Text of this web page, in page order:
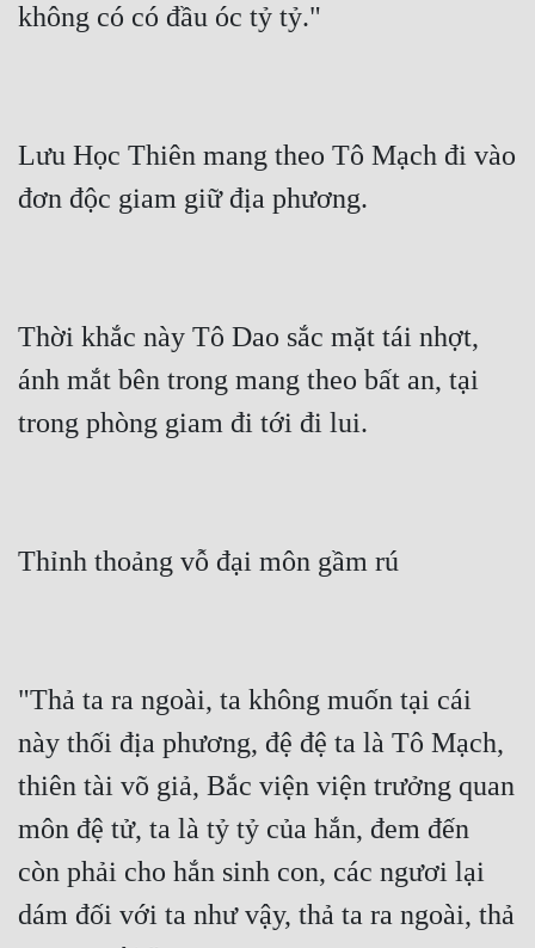
không có có đầu óc tỷ tỷ."
Lưu Học Thiên mang theo Tô Mạch đi vào
đơn độc giam giữ địa phương.
Thời khắc này Tô Dao sắc mặt tái nhợt,
ánh mắt bên trong mang theo bất an, tại
trong phòng giam đi tới đi lui.
Thỉnh thoảng vỗ đại môn gầm rú
"Thả ta ra ngoài, ta không muốn tại cái
này thối địa phương, đệ đệ ta là Tô Mạch,
thiên tài võ giả, Bắc viện viện trưởng quan
môn đệ tử, ta là tỷ tỷ của hắn, đem đến
còn phải cho hắn sinh con, các ngươi lại
dám đối với ta như vậy, thả ta ra ngoài, thả